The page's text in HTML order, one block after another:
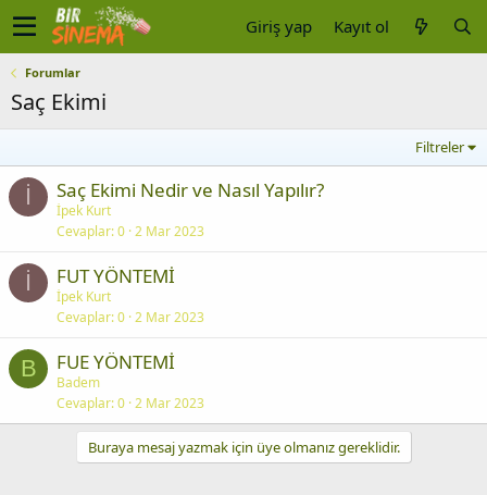
Giriş yap Kayıt ol
Forumlar
Saç Ekimi
Filtreler
İ Saç Ekimi Nedir ve Nasıl Yapılır?
İpek Kurt
Cevaplar 0 2 Mar 2023
İ FUT YÖNTEMİ
İpek Kurt
Cevaplar 0 2 Mar 2023
B FUE YÖNTEMİ
Badem
Cevaplar 0 2 Mar 2023
Buraya mesaj yazmak için üye olmanız gereklidir.